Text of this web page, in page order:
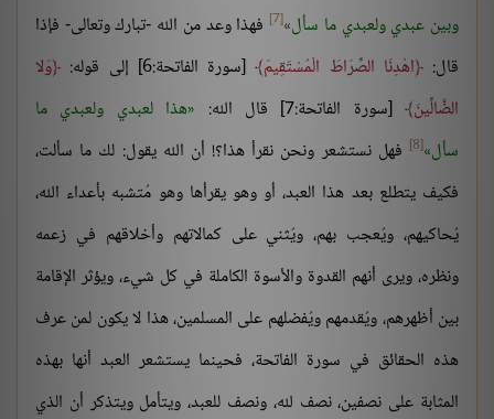
وبين عبدي ولعبدي ما سأل [7]
فهذا وعد من الله -تبارك وتعالى- فإذا
قال: اهْدِنَا الصِّرَاطَ الْمُسْتَقِيمَ [سورة الفاتحة:6] إلى قوله:
وَلا
الضَّالِّينَ
[سورة الفاتحة:7] قال الله:
هذا لعبدي ولعبدي ما
سأل [8]
فهل نستشعر ونحن نقرأ هذا؟! أن الله يقول: لك ما سألت،
فكيف يتطلع بعد هذا العبد، أو وهو يقرأها وهو مُتشبه بأعداء الله،
يُحاكيهم، ويُعجب بهم، ويُثني على كمالاتهم وأخلاقهم في زعمه
ونظره، ويرى أنهم القدوة والأسوة الكاملة في كل شيء، ويؤثر الإقامة
بين أظهرهم، ويُقدمهم ويُفضلهم على المسلمين، هذا لا يكون لمن عرف
هذه الحقائق في سورة الفاتحة، فحينما يستشعر العبد أنها بهذه
المثابة على نصفين، نصف لله، ونصف للعبد، ويتأمل ويتذكر أن الذي